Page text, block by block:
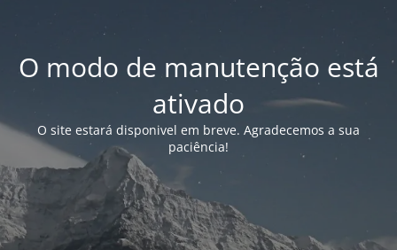
O modo de manutenção está
ativado
O site estará disponivel em breve. Agradecemos a sua
paciência!